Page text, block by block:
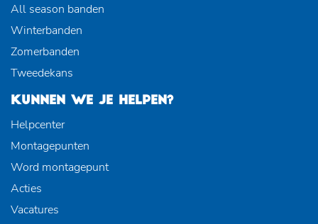
All season banden
Winterbanden
Zomerbanden
Tweedekans
KUNNEN WE JE HELPEN?
Helpcenter
Montagepunten
Word montagepunt
Acties
Vacatures